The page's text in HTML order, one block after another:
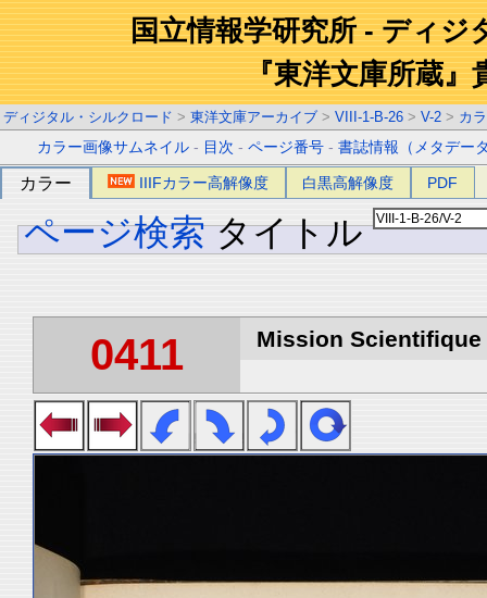
国立情報学研究所 - ディジ
『東洋文庫所蔵』
ディジタル・シルクロード > 東洋文庫アーカイブ > VIII-1-B-26 > V-2 > カ
カラー画像サムネイル - 目次 -ページ番号 -書誌情報（メタデー
カラー IIIFカラー高解像度 白黒高解像度 PDF
ページ検索 タイトル
0411 Mission Scientifique